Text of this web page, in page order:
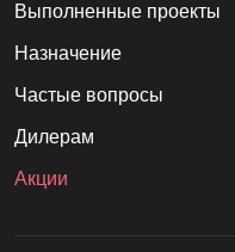
Выполненные проекты
Назначение
Частые вопросы
Дилерам
Акции